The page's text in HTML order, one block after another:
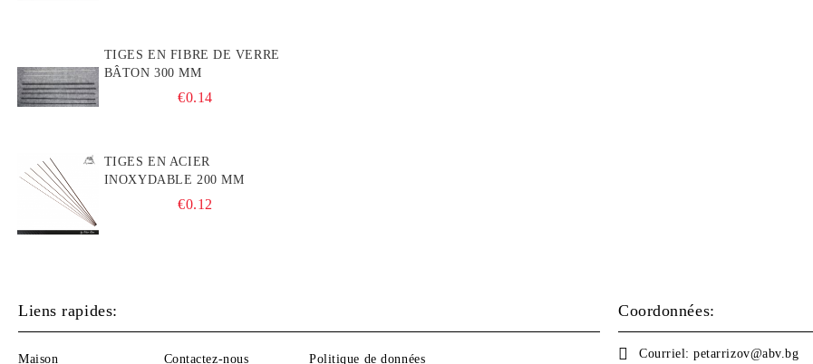
Raccords pour flotteurs
TIGES EN FIBRE DE VERRE
BÂTON 300 MM
€0.14
TIGES EN ACIER
INOXYDABLE 200 MM
€0.12
Liens rapides:
Maison Contactez-nous Politique de données
Coordonnées:
Courriel: petarrizov@abv.bg